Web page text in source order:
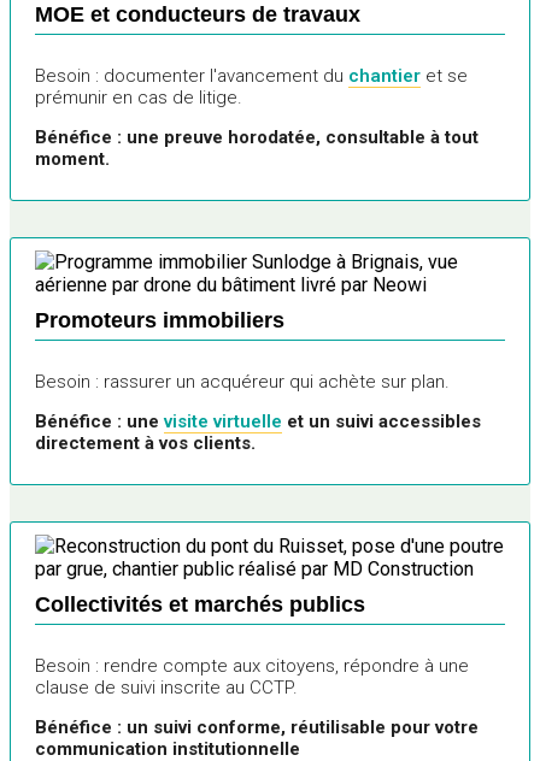
MOE et conducteurs de travaux
Besoin : documenter l'avancement du chantier et se
prémunir en cas de litige.
Bénéfice : une preuve horodatée, consultable à tout
moment.
Promoteurs immobiliers
Besoin : rassurer un acquéreur qui achète sur plan.
Bénéfice : unevisite virtuelle et un suivi accessibles
directement à vos clients.
Collectivités et marchés publics
Besoin : rendre compte aux citoyens, répondre à une
clause de suivi inscrite au CCTP.
Bénéfice : un suivi conforme, réutilisable pour votre
communication institutionnelle